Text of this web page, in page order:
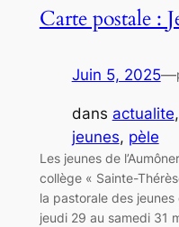
Carte postale :
Juin 5, 2025—
dans actualite,
jeunes, pèle
Les jeunes de
collège « Sainte-
la pastorale des
jeudi 29 au samedi 31